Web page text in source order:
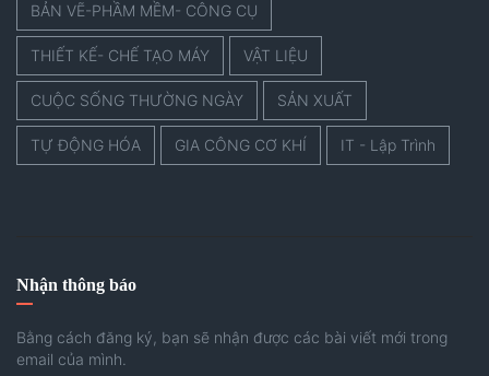
BẢN VẼ-PHẦM MỀM- CÔNG CỤ
THIẾT KẾ- CHẾ TẠO MÁY VẬT LIỆU
CUỘC SỐNG THƯỜNG NGÀY SẢN XUẤT
TỰ ĐỘNG HÓA GIA CÔNG CƠ KHÍ IT - Lập Trình
Nhận thông báo
Bằng cách đăng ký, bạn sẽ nhận được các bài viết mới trong
email của mình.